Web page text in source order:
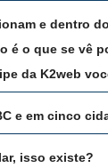
e dentro
é o que se vê
da K2web
e em cinco
isso existe?